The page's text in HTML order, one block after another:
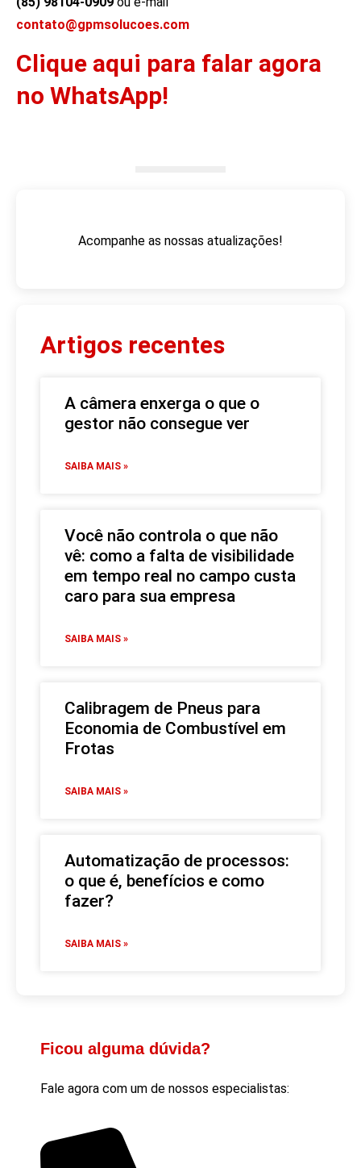
contato@gpmsolucoes.com
Clique aqui para falar agora
no WhatsApp!
Acompanhe as nossas atualizações!
Artigos recentes
A câmera enxerga o que o
gestor não consegue ver
SAIBA MAIS »
Você não controla o que não
vê: como a falta de visibilidade
em tempo real no campo custa
caro para sua empresa
SAIBA MAIS »
Calibragem de Pneus para
Economia de Combustível em
Frotas
SAIBA MAIS »
Automatização de processos:
o que é, benefícios e como
fazer?
SAIBA MAIS »
Ficou alguma dúvida?
Fale agora com um de nossos especialistas: